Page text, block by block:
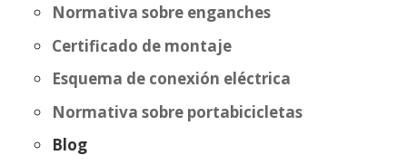
Normativa sobre enganches
Certificado de montaje
Esquema de conexión eléctrica
Normativa sobre portabicicletas
Blog